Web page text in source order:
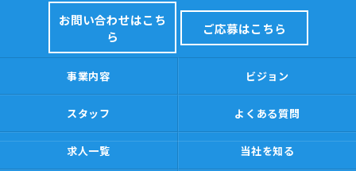
お問い合わせはこち
ら
ご応募はこちら
事業内容 ビジョン
スタッフ よくある質問
求人一覧 当社を知る